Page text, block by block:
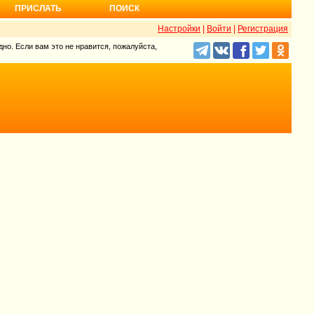
ПРИСЛАТЬ ПОИСК
Настройки Войти Регистрация
Если вам это не нравится, пожалуйста,